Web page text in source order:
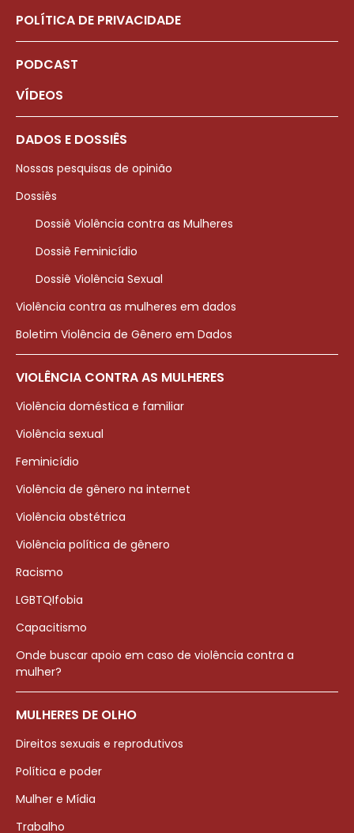
POLÍTICA DE PRIVACIDADE
PODCAST
VÍDEOS
DADOS E DOSSIÊS
Nossas pesquisas de opinião
Dossiês
Dossiê Violência contra as Mulheres
Dossiê Feminicídio
Dossiê Violência Sexual
Violência contra as mulheres em dados
Boletim Violência de Gênero em Dados
VIOLÊNCIA CONTRA AS MULHERES
Violência doméstica e familiar
Violência sexual
Feminicídio
Violência de gênero na internet
Violência obstétrica
Violência política de gênero
Racismo
LGBTQIfobia
Capacitismo
Onde buscar apoio em caso de violência contra a
mulher?
MULHERES DE OLHO
Direitos sexuais e reprodutivos
Política e poder
Mulher e Mídia
Trabalho